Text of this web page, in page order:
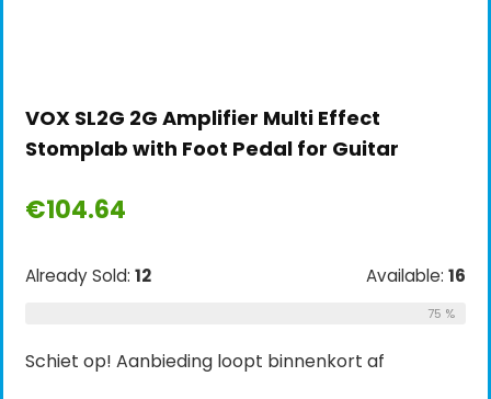
VOX SL2G 2G Amplifier Multi Effect
Stomplab with Foot Pedal for Guitar
€104.64
Already Sold: 12 Available: 16
75 %
Schiet op! Aanbieding loopt binnenkort af